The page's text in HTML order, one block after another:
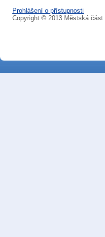
Prohlášení o přístupnosti
Copyright © 2013 Městská